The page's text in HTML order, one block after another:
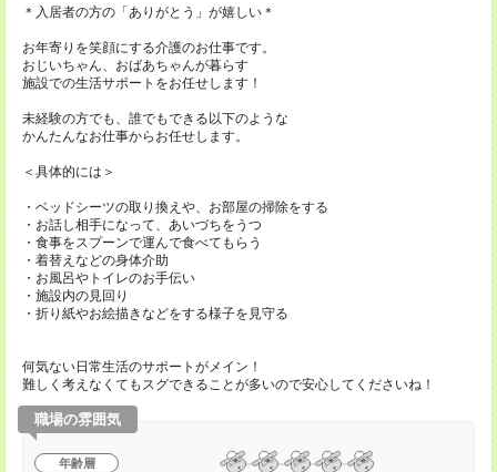
＊入居者の方の「ありがとう」が嬉しい＊
お年寄りを笑顔にする介護のお仕事です。
おじいちゃん、おばあちゃんが暮らす
施設での生活サポートをお任せします！
未経験の方でも、誰でもできる以下のような
かんたんなお仕事からお任せします。
＜具体的には＞
・ベッドシーツの取り換えや、お部屋の掃除をする
・お話し相手になって、あいづちをうつ
・食事をスプーンで運んで食べてもらう
・着替えなどの身体介助
・お風呂やトイレのお手伝い
・施設内の見回り
・折り紙やお絵描きなどをする様子を見守る
何気ない日常生活のサポートがメイン！
難しく考えなくてもスグできることが多いので安心してくださいね！
職場の雰囲気
年齢層